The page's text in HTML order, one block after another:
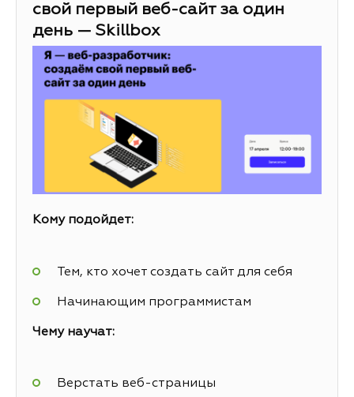
свой первый веб-сайт за один
день — Skillbox
Кому подойдет:
Тем, кто хочет создать сайт для себя
Начинающим программистам
Чему научат:
Верстать веб-страницы